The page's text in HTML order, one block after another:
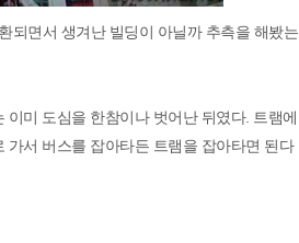
되면서 생겨난 빌딩이 아닐까 추측을 해봤는
미 도심을 한참이나 벗어난 뒤였다. 트램에
서 버스를 잡아타든 트램을 잡아타면 된다